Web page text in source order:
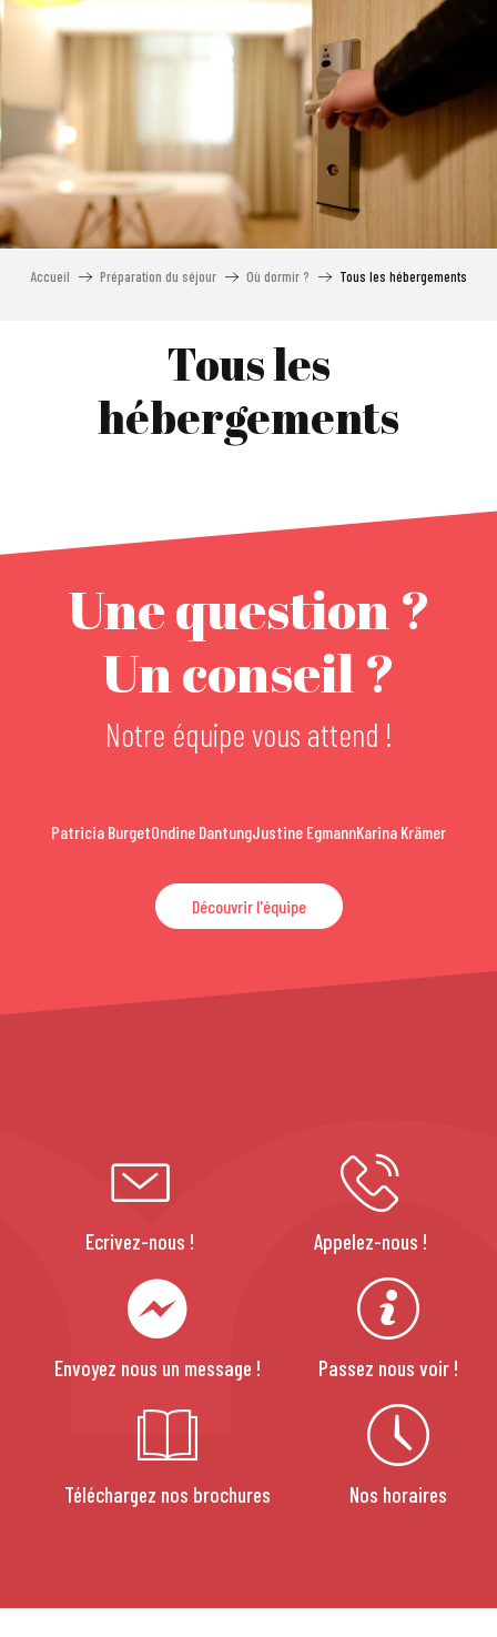
Aller
principal
Accueil Préparation du séjour Où dormir ? Tous les hébergements
Tous les
hébergements
Residhotel Mulhouse Centre
Hôtel Ibis Styles Mulhouse Centre Gare
Hôtel Les Loges
Brit Hôtel Confort Mulhouse Centre
Une question ?
Un conseil ?
Notre équipe vous attend !
Patricia BurgetOndine DantungJustine EgmannKarina Krämer
Découvrir l'équipe
Ecrivez-nous ! Appelez-nous !
Envoyez nous un message ! Passez nous voir !
Téléchargez nos brochures Nos horaires